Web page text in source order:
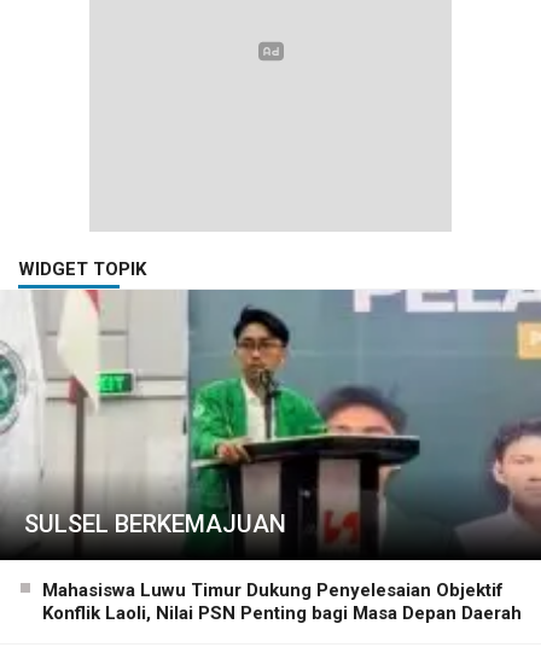
WIDGET TOPIK
SULSEL BERKEMAJUAN
Mahasiswa Luwu Timur Dukung Penyelesaian Objektif
Konflik Laoli, Nilai PSN Penting bagi Masa Depan Daerah